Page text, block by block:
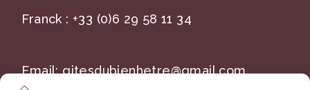
Franck : +33 (0)6 29 58 11 34
Email:gitesdubienhetre@gmail.com